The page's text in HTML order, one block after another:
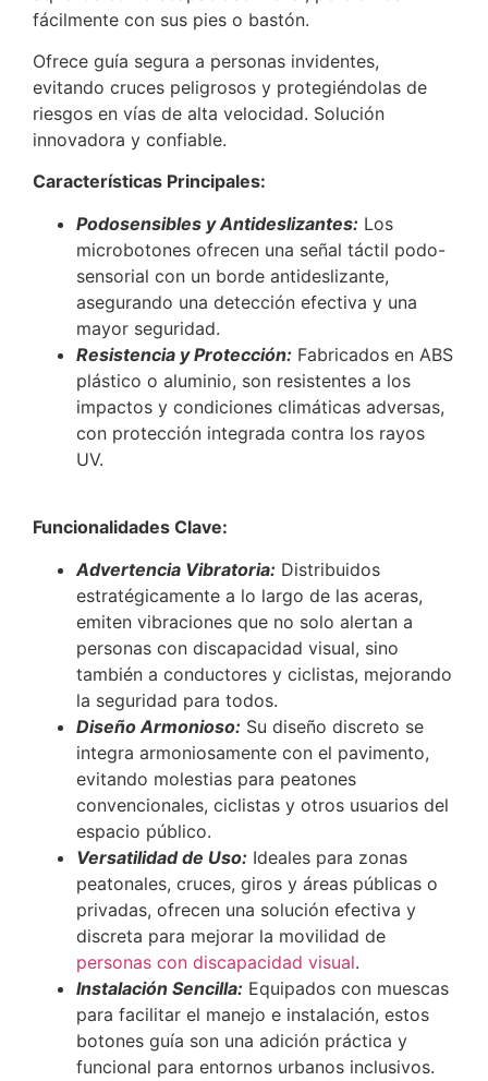
fácilmente con sus pies o bastón.
Ofrece guía segura a personas invidentes,
evitando cruces peligrosos y protegiéndolas de
riesgos en vías de alta velocidad. Solución
innovadora y confiable.
Características Principales:
Podosensibles y Antideslizantes: Los
microbotones ofrecen una señal táctil podo-
sensorial con un borde antideslizante,
asegurando una detección efectiva y una
mayor seguridad.
Resistencia y Protección: Fabricados en ABS
plástico o aluminio, son resistentes a los
impactos y condiciones climáticas adversas,
con protección integrada contra los rayos
UV.
Funcionalidades Clave:
Advertencia Vibratoria: Distribuidos
estratégicamente a lo largo de las aceras,
emiten vibraciones que no solo alertan a
personas con discapacidad visual, sino
también a conductores y ciclistas, mejorando
la seguridad para todos.
Diseño Armonioso: Su diseño discreto se
integra armoniosamente con el pavimento,
evitando molestias para peatones
convencionales, ciclistas y otros usuarios del
espacio público.
Versatilidad de Uso: Ideales para zonas
peatonales, cruces, giros y áreas públicas o
privadas, ofrecen una solución efectiva y
discreta para mejorar la movilidad de
personas con discapacidad visual.
Instalación Sencilla: Equipados con muescas
para facilitar el manejo e instalación, estos
botones guía son una adición práctica y
funcional para entornos urbanos inclusivos.